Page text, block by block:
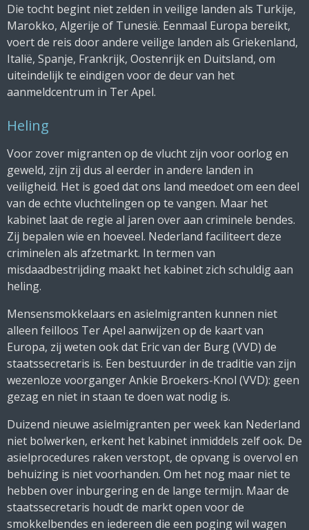
Die tocht begint niet zelden in veilige landen als Turkije,
Marokko, Algerije of Tunesië. Eenmaal Europa bereikt,
voert de reis door andere veilige landen als Griekenland,
Italië, Spanje, Frankrijk, Oostenrijk en Duitsland, om
uiteindelijk te eindigen voor de deur van het
aanmeldcentrum in Ter Apel.
Heling
Voor zover migranten op de vlucht zijn voor oorlog en
geweld, zijn zij dus al eerder in andere landen in
veiligheid. Het is goed dat ons land meedoet om een deel
van de echte vluchtelingen op te vangen. Maar het
kabinet laat de regie al jaren over aan criminele bendes.
Zij bepalen wie en hoeveel. Nederland faciliteert deze
criminelen als afzetmarkt. In termen van
misdaadbestrijding maakt het kabinet zich schuldig aan
heling.
Mensensmokkelaars en asielmigranten kunnen niet
alleen feilloos Ter Apel aanwijzen op de kaart van
Europa, zij weten ook dat Eric van der Burg (VVD) de
staatssecretaris is. Een bestuurder in de traditie van zijn
wezenloze voorganger Ankie Broekers-Knol (VVD): geen
gezag en niet in staan te doen wat nodig is.
Duizend nieuwe asielmigranten per week kan Nederland
niet bolwerken, erkent het kabinet inmiddels zelf ook. De
asielprocedures raken verstopt, de opvang is overvol en
behuizing is niet voorhanden. Om het nog maar niet te
hebben over inburgering en de lange termijn. Maar de
staatssecretaris houdt de markt open voor de
smokkelbendes en iedereen die een poging wil wagen